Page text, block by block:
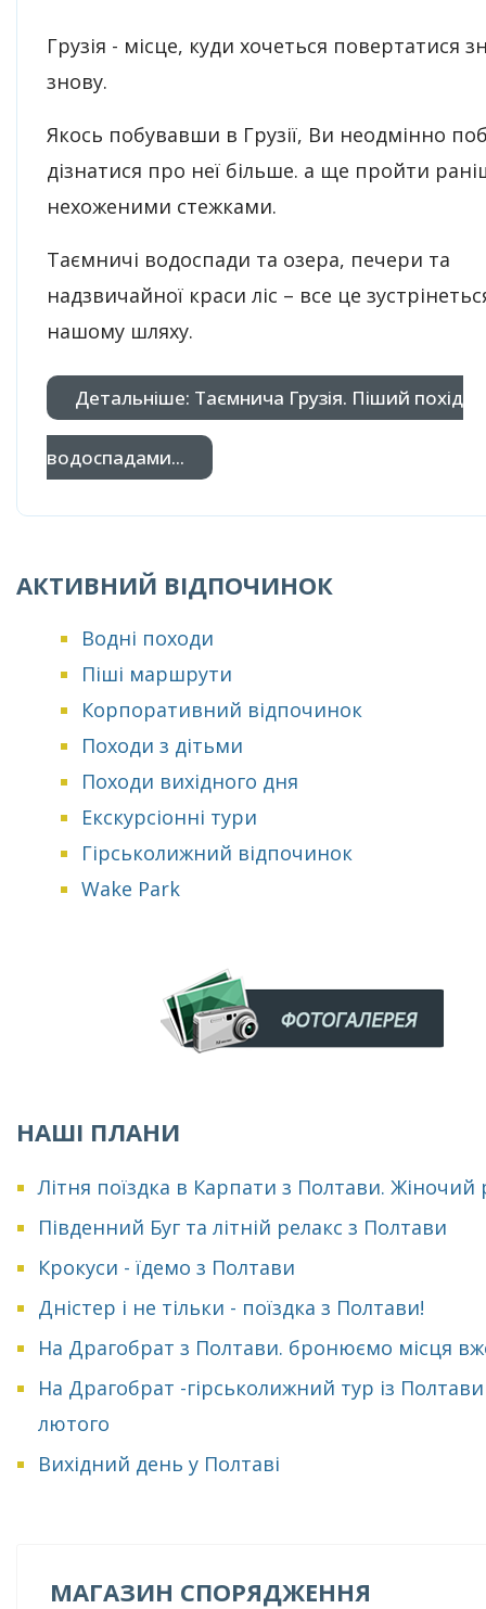
Грузія - місце, куди хочеться повертатися
знову.
Якось побувавши в Грузії, Ви неодмінно
дізнатися про неї більше. а ще пройти
нехоженими стежками.
Таємничі водоспади та озера, печери та
надзвичайної краси ліс – все це
нашому шляху.
Детальніше: Таємнича Грузія. Піший похід
водоспадами...
АКТИВНИЙ ВІДПОЧИНОК
Водні походи
Піші маршрути
Корпоративний відпочинок
Походи з дітьми
Походи вихідного дня
Екскурсіонні тури
Гірськолижний відпочинок
Wake Park
НАШІ ПЛАНИ
Літня поїздка в Карпати з Полтави. Жіночий
Південний Буг та літній релакс з Полтави
Крокуси - їдемо з Полтави
Дністер і не тільки - поїздка з Полтави!
На Драгобрат з Полтави. бронюємо місця
На Драгобрат -гірськолижний тур із
лютого
Вихідний день у Полтаві
МАГАЗИН СПОРЯДЖЕННЯ